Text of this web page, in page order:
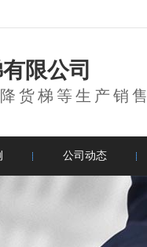
限公司
货梯等生产销售
公司动态